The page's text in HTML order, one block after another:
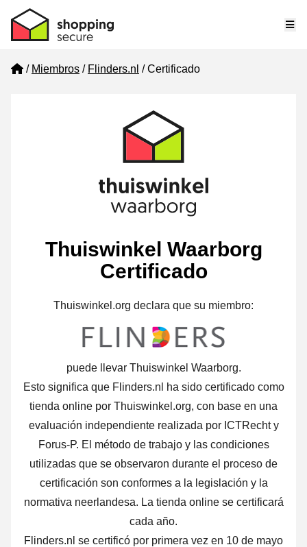
Home
Miembros Flinders.nl Certificado
Thuiswinkel Waarborg
Certificado
Thuiswinkel.org declara que su miembro:
puede llevar Thuiswinkel Waarborg.
Esto significa que Flinders.nl ha sido certificado como
tienda online por Thuiswinkel.org, con base en una
evaluación independiente realizada por ICTRecht y
Forus-P. El método de trabajo y las condiciones
utilizadas que se observaron durante el proceso de
certificación son conformes a la legislación y la
normativa neerlandesa. La tienda online se certificará
cada año.
Flinders.nl se certificó por primera vez en 10 de mayo